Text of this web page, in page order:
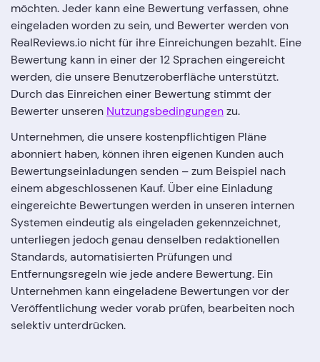
möchten. Jeder kann eine Bewertung verfassen, ohne
eingeladen worden zu sein, und Bewerter werden von
RealReviews.io nicht für ihre Einreichungen bezahlt. Eine
Bewertung kann in einer der 12 Sprachen eingereicht
werden, die unsere Benutzeroberfläche unterstützt.
Durch das Einreichen einer Bewertung stimmt der
Bewerter unseren Nutzungsbedingungenzu.
Unternehmen, die unsere kostenpflichtigen Pläne
abonniert haben, können ihren eigenen Kunden auch
Bewertungseinladungen senden – zum Beispiel nach
einem abgeschlossenen Kauf. Über eine Einladung
eingereichte Bewertungen werden in unseren internen
Systemen eindeutig als eingeladen gekennzeichnet,
unterliegen jedoch genau denselben redaktionellen
Standards, automatisierten Prüfungen und
Entfernungsregeln wie jede andere Bewertung. Ein
Unternehmen kann eingeladene Bewertungen vor der
Veröffentlichung weder vorab prüfen, bearbeiten noch
selektiv unterdrücken.